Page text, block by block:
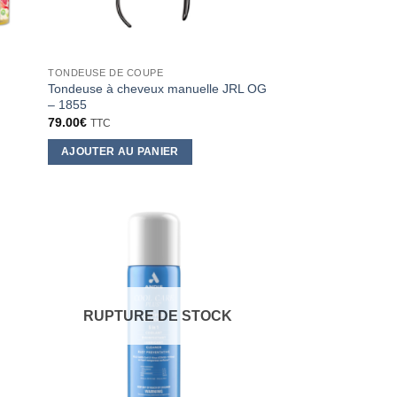
du
produit
TONDEUSE DE COUPE
Tondeuse à cheveux manuelle JRL OG
– 1855
79.00€ TTC
AJOUTER AU PANIER
RUPTURE DE STOCK